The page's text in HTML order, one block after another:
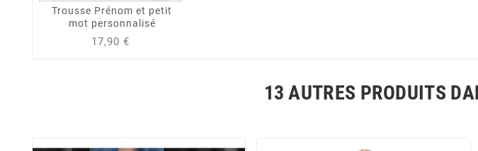
Trousse Prénom et petit
mot personnalisé
17,90 €
13 AUTRES PRODUITS